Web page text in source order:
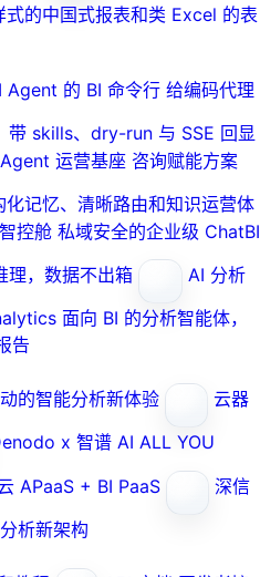
式的中国式报表和类 Excel 的表
Agent 的 BI 命令行 给编码代理
带 skills、dry-run 与 SSE 回显
运营基座 咨询赋能方案
记忆、清晰路由和知识运营体
控舱 私域安全的企业级 ChatBI
理，数据不出箱
AI 分析
面向 BI 的分析智能体，
告
的智能分析新体验
云器
x 智谱 AI ALL YOU
APaaS + BI PaaS
深信
析新架构